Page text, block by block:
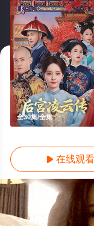
全30集/全集
 在线观看